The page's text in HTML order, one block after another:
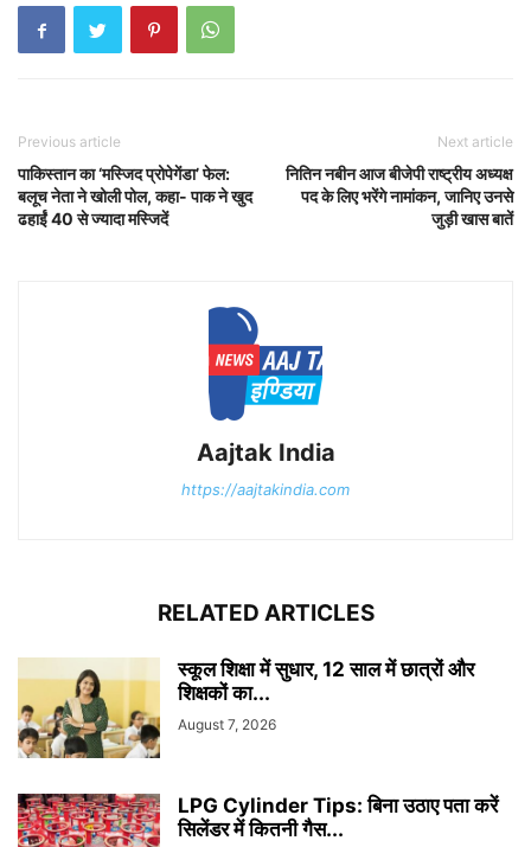
Previous article
पाकिस्तान का ‘मस्जिद प्रोपेगेंडा’ फेल:
बलूच नेता ने खोली पोल, कहा- पाक ने खुद
ढहाईं 40 से ज्यादा मस्जिदें
Next article
नितिन नबीन आज बीजेपी राष्ट्रीय अध्यक्ष
पद के लिए भरेंगे नामांकन, जानिए उनसे
जुड़ी खास बातें
Aajtak India
https://aajtakindia.com
RELATED ARTICLES
स्कूल शिक्षा में सुधार, 12 साल में छात्रों और
शिक्षकों का...
August 7, 2026
LPG Cylinder Tips: बिना उठाए पता करें
सिलेंडर में कितनी गैस...